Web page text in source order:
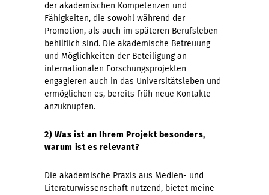
der akademischen Kompetenzen und
Fähigkeiten, die sowohl während der
Promotion, als auch im späteren Berufsleben
behilflich sind. Die akademische Betreuung
und Möglichkeiten der Beteiligung an
internationalen Forschungsprojekten
engagieren auch in das Universitätsleben und
ermöglichen es, bereits früh neue Kontakte
anzuknüpfen.
2) Was ist an Ihrem Projekt besonders,
warum ist es relevant?
Die akademische Praxis aus Medien- und
Literaturwissenschaft nutzend, bietet meine